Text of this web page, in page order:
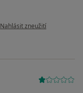
podle názoru uživatele Dawe
Nahlásit zneužití